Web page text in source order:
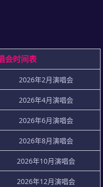
会时间表
2026年2月演唱会
2026年4月演唱会
2026年6月演唱会
2026年8月演唱会
2026年10月演唱会
2026年12月演唱会